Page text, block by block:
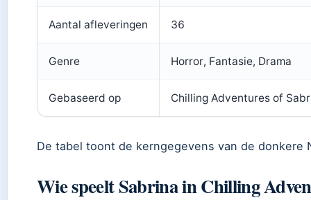
Aantal afleveringen 36
Genre Horror, Fantasie, Drama
Gebaseerd op Chilling Adventures of
De tabel toont de kerngegevens van de donkere
Wie speelt Sabrina in Chilling